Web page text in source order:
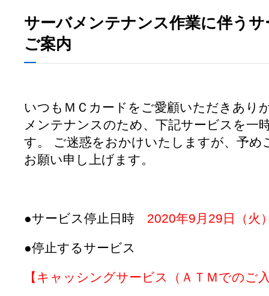
サーバメンテナンス作業に伴う
ご案内
いつもＭＣカードをご愛顧いただきあり
メンテナンスのため、下記サービスを一
す。
ご迷惑をおかけいたしますが、予
お願い申し上げます。
●サービス停止日時 2020年9月29日（
●停止するサービス
【キャッシングサービス（ＡＴＭでのご